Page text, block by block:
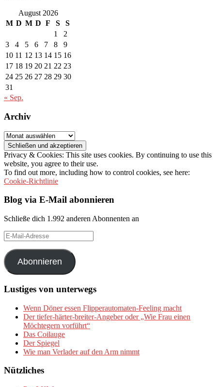
August 2026
M D M D F S
S
1
2
3
4 5 6 7 8
9
10 11 12 13 14 15 16
17 18 19 20 21 22 23
24 25 26 27 28 29 30
31
« Sep.
Archiv
Archiv
Privacy & Cookies: This site uses cookies. By continuing to use this
website, you agree to their use.
To find out more, including how to control cookies, see here:
Cookie-Richtlinie
Blog via E-Mail abonnieren
Schließe dich 1.992 anderen Abonnenten an
E-
Mail-
Adresse
Abonnieren
Lustiges von unterwegs
Wenn Döner essen Flipperautomaten-Feeling macht
Der tiefer-härter-breiter-Angeber oder „Wie Frau einen
Möchtegern vorführt“
Das Coilauge
Der Spiegel
Wie man Verlader auf den Arm nimmt
Nützliches